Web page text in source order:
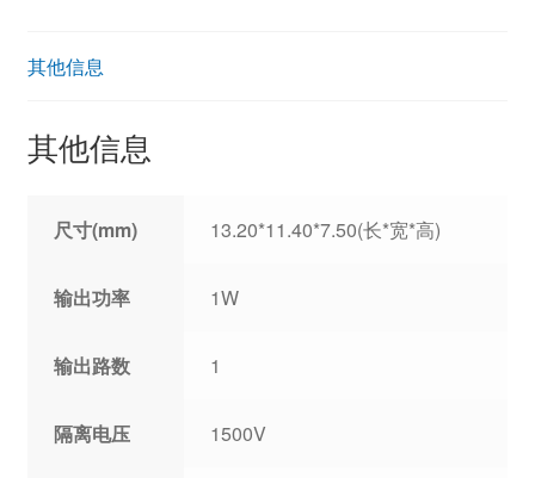
其他信息
其他信息
尺寸(mm) 13.20*11.40*7.50(长*宽*高)
输出功率 1W
输出路数 1
隔离电压 1500V